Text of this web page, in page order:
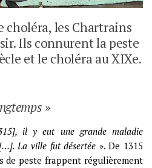
choléra, les Chartrains
Ils connurent la peste
et le choléra au XIXe.
»
il y eut une grande maladie
La ville fut désertée ». De 1315
de peste frappent régulièrement